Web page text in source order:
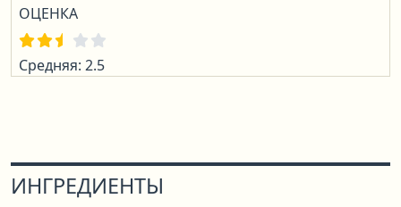
ОЦЕНКА
Средняя: 2.5
ИНГРЕДИЕНТЫ